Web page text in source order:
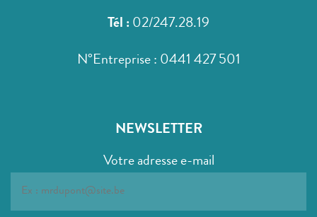
Tél : 02/247.28.19
N°Entreprise : 0441 427 501
NEWSLETTER
Votre adresse e-mail